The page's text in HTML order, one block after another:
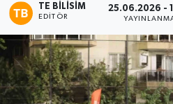
TE BILISIM
EDITÖR
25.06.2026 -